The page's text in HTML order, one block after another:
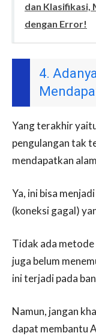
dan Klasifikasi,
dengan Error!
4.
Yang terakhir
pengulangan tak
mendapatkan
Ya, ini bisa
(koneksi gagal)
Tidak ada
juga belum
ini terjadi pada
Namun, jangan
dapat membantu